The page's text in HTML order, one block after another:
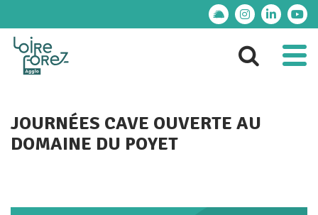
Lien vers le
Lien vers le
Lien
Aller
JOURNÉES CAVE OUVERTE AU
DOMAINE DU POYET